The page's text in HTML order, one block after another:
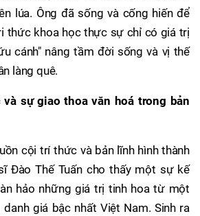
lúa. Ông đã sống và cống hiến để
thức khoa học thực sự chỉ có giá trị
cánh" nâng tầm đời sống và vị thế
làng quê.
sự giao thoa văn hoá trong bản
cội trí thức và bản lĩnh hình thành
Đào Thế Tuấn cho thấy một sự kế
hảo những giá trị tinh hoa từ một
giá bậc nhất Việt Nam. Sinh ra